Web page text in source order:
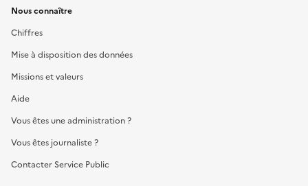
Nous connaître
Chiffres
Mise à disposition des données
Missions et valeurs
Aide
Vous êtes une administration ?
Vous êtes journaliste ?
Contacter Service Public